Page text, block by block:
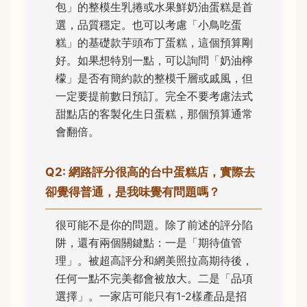
包」的整模生乳捲或水果鮮奶油蛋糕是首
選，品質穩定。也可以考慮「小鳥吃蛋
糕」的基礎款芋頭布丁蛋糕，這個預算剛
好。如果想特別一點，可以詢問「奶油檸
檬」是否有簡約款的整模千層或戚風，但
一定要提前數日預訂。完全不要考慮法式
甜點店的客製化生日蛋糕，那個預算通常
會翻倍。
Q2: 網路評分很高的台中蛋糕店，實際去
卻覺得普通，是我味覺有問題嗎？
很可能不是你的問題。除了前述的評分陷
阱，還有兩個關鍵點：一是「期待值管
理」。被超高評分和網美照拉高期待後，
任何一點不完美都會被放大。二是「品項
選擇」。一家店可能只有1-2樣產品是招